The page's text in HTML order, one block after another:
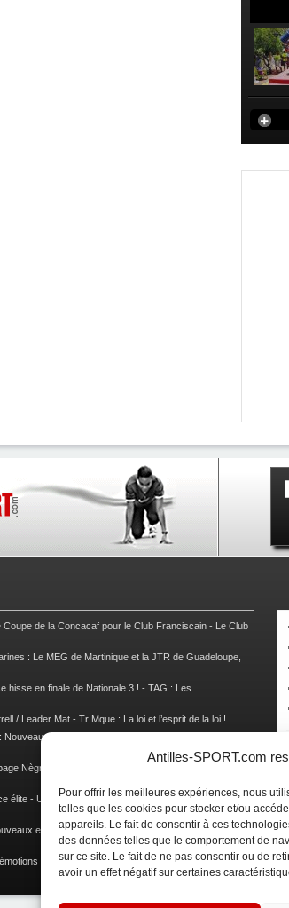
Antilles-SPORT.com
Pour offrir les meilleures expériences, nous
telles que les cookies pour stocker et/ou
appareils. Le fait de consentir à ces
des données telles que le comportement de
sur ce site. Le fait de ne pas consentir ou de
avoir un effet négatif sur certaines
Coupe de la Concacaf pour le Club Franciscain - Le Club
: Le MEG de Martinique et la JTR de Guadeloupe,
hisse en finale de Nationale 3 ! - TAG : Les
/ Leader Mat - Tr Mque : La loi et l’esprit de la loi !
Nouveau changement de leader, Damien Urcel out
Nègre – Gérard remporte le 9e rallye du Pays Marie-
élite - Un semi marathon sous le signe de la chaleur et
et un habitué au palmarès du Trail des Trésors-
! Images de la Woulib 113 X-Trem